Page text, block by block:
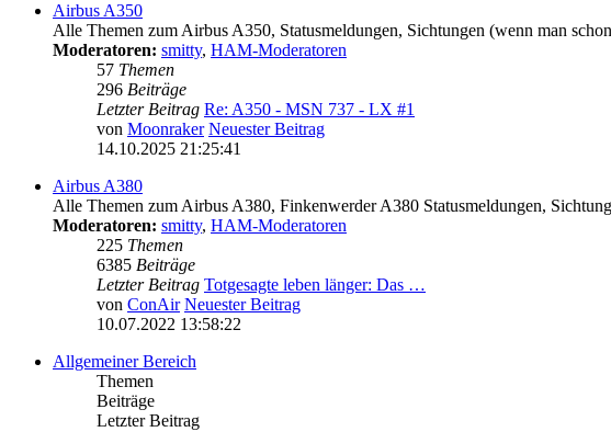
Airbus A350
Alle Themen zum Airbus A350, Statusmeldungen, Sichtungen (wenn man
Moderatoren: smitty, HAM-Moderatoren
57 Themen
296 Beiträge
Letzter Beitrag Re: A350 - MSN 737 - LX #1
von Moonraker Neuester Beitrag
14.10.2025 21:25:41
Airbus A380
Alle Themen zum Airbus A380, Finkenwerder A380 Statusmeldungen,
Moderatoren: smitty, HAM-Moderatoren
225 Themen
6385 Beiträge
Letzter Beitrag Totgesagte leben länger: Das …
von ConAir Neuester Beitrag
10.07.2022 13:58:22
Allgemeiner Bereich
Themen
Beiträge
Letzter Beitrag